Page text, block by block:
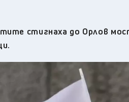
стигнаха до Орлов